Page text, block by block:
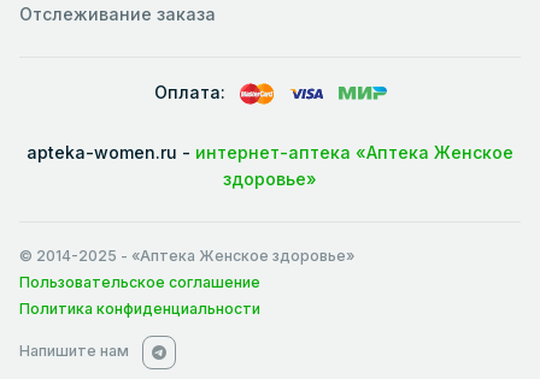
Отслеживание заказа
Оплата:
apteka-women.ru - интернет-аптека «Аптека Женское
здоровье»
© 2014-2025 - «Аптека Женское здоровье»
Пользовательское соглашение
Политика конфиденциальности
Напишите нам